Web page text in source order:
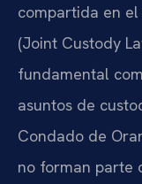
compartida en
(Joint Custody
fundamental
asuntos de
Condado de
no forman parte